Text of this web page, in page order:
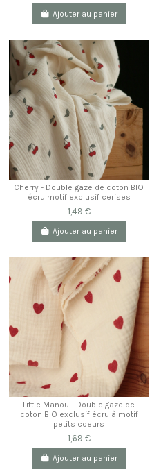
Ajouter au panier
Cherry - Double gaze de coton BIO
écru motif exclusif cerises
1,49 €
Ajouter au panier
Little Manou - Double gaze de
coton BIO exclusif écru à motif
petits coeurs
1,69 €
Ajouter au panier